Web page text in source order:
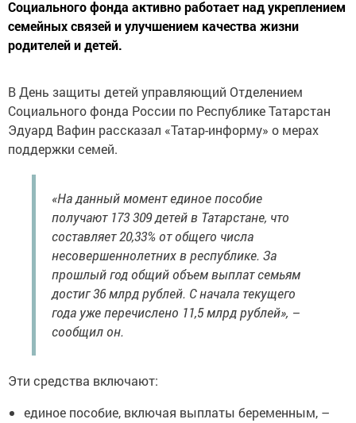
Социального фонда активно работает над укреплением
семейных связей и улучшением качества жизни
родителей и детей.
В День защиты детей управляющий Отделением
Социального фонда России по Республике Татарстан
Эдуард Вафин рассказал «Татар-информу» о мерах
поддержки семей.
«На данный момент единое пособие
получают 173 309 детей в Татарстане, что
составляет 20,33% от общего числа
несовершеннолетних в республике. За
прошлый год общий объем выплат семьям
достиг 36 млрд рублей. С начала текущего
года уже перечислено 11,5 млрд рублей», –
сообщил он.
Эти средства включают:
единое пособие, включая выплаты беременным, –